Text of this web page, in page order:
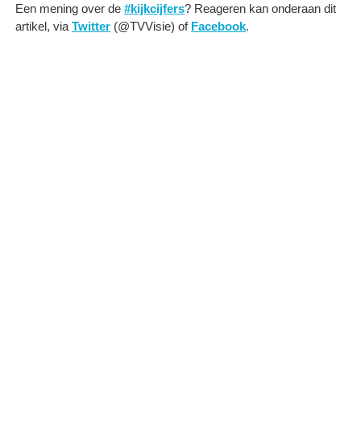
Een mening over de #kijkcijfers? Reageren kan onderaan dit
artikel, via Twitter (@TVVisie) of Facebook.